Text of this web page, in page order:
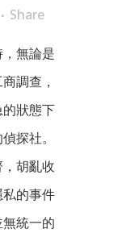
Share
無論是
調查，
狀態下
探社。
胡亂收
的事件
統一的